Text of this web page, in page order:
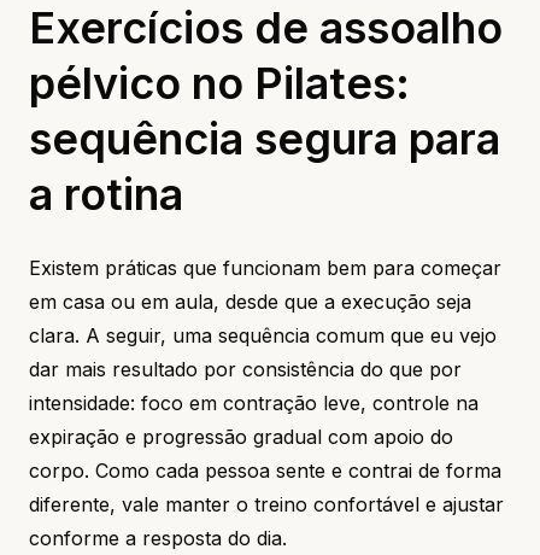
Exercícios de assoalho
pélvico no Pilates:
sequência segura para
a rotina
Existem práticas que funcionam bem para começar
em casa ou em aula, desde que a execução seja
clara. A seguir, uma sequência comum que eu vejo
dar mais resultado por consistência do que por
intensidade: foco em contração leve, controle na
expiração e progressão gradual com apoio do
corpo. Como cada pessoa sente e contrai de forma
diferente, vale manter o treino confortável e ajustar
conforme a resposta do dia.